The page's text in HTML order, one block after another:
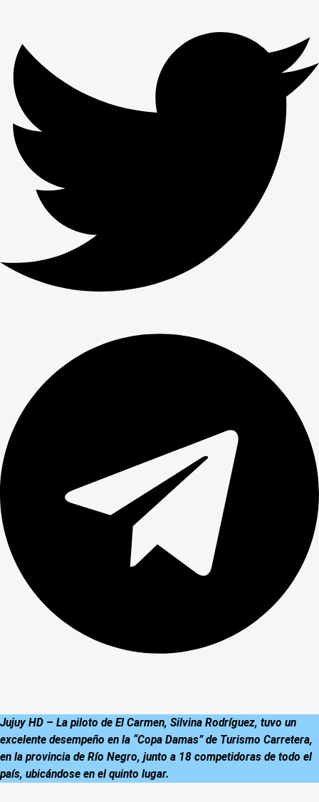
Jujuy HD – La piloto de El Carmen, Silvina Rodríguez, tuvo un
excelente desempeño en la “Copa Damas” de Turismo Carretera,
en la provincia de Río Negro, junto a 18 competidoras de todo el
país, ubicándose en el quinto lugar.